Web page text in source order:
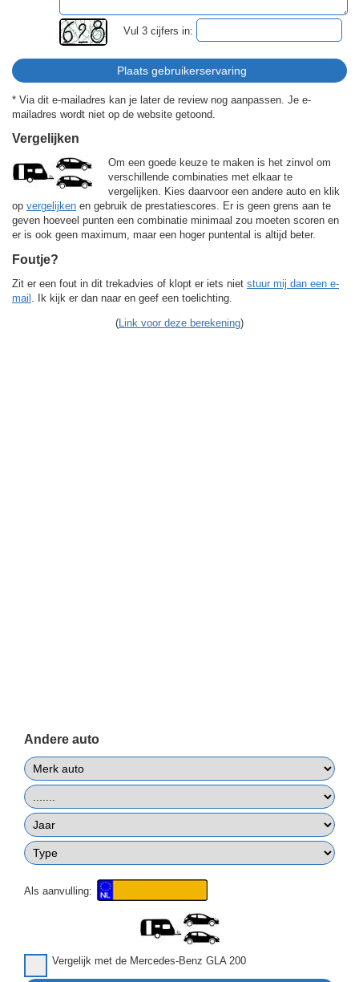
Vul 3 cijfers in:
* Via dit e-mailadres kan je later de review nog aanpassen. Je e-
mailadres wordt niet op de website getoond.
Vergelijken
Om een goede keuze te maken is het zinvol om
verschillende combinaties met elkaar te
vergelijken. Kies daarvoor een andere auto en klik
op vergelijken en gebruik de prestatiescores. Er is geen grens aan te
geven hoeveel punten een combinatie minimaal zou moeten scoren en
er is ook geen maximum, maar een hoger puntental is altijd beter.
Foutje?
Zit er een fout in dit trekadvies of klopt er iets niet stuur mij dan een e-
mail
. Ik kijk er dan naar en geef een toelichting.
( Link voor deze berekening)
Andere auto
Als aanvulling:
Vergelijk met de Mercedes-Benz GLA 200